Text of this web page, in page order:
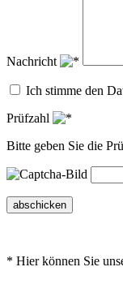
Nachricht
Ich stimme den
Prüfzahl
Bitte geben Sie die
abschicken
* Hier können Sie